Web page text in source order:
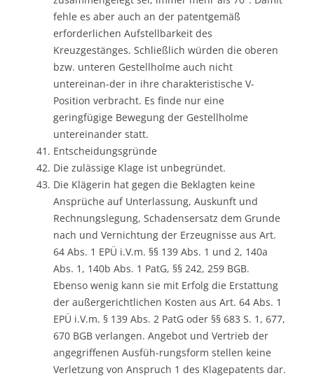
fehle es aber auch an der patentgemäß
erforderlichen Aufstellbarkeit des
Kreuzgestänges. Schließlich würden die oberen
bzw. unteren Gestellholme auch nicht
untereinan-der in ihre charakteristische V-
Position verbracht. Es finde nur eine
geringfügige Bewegung der Gestellholme
untereinander statt.
Entscheidungsgründe
Die zulässige Klage ist unbegründet.
Die Klägerin hat gegen die Beklagten keine
Ansprüche auf Unterlassung, Auskunft und
Rechnungslegung, Schadensersatz dem Grunde
nach und Vernichtung der Erzeugnisse aus Art.
64 Abs. 1 EPÜ i.V.m. §§ 139 Abs. 1 und 2, 140a
Abs. 1, 140b Abs. 1 PatG, §§ 242, 259 BGB.
Ebenso wenig kann sie mit Erfolg die Erstattung
der außergerichtlichen Kosten aus Art. 64 Abs. 1
EPÜ i.V.m. § 139 Abs. 2 PatG oder §§ 683 S. 1, 677,
670 BGB verlangen. Angebot und Vertrieb der
angegriffenen Ausfüh-rungsform stellen keine
Verletzung von Anspruch 1 des Klagepatents dar.